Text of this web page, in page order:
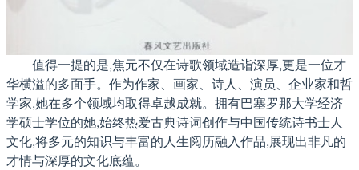
值得一提的是,焦元不仅在诗歌领域造诣深厚,更是一位才
华横溢的多面手。作为作家、画家、诗人、演员、企业家和哲
学家,她在多个领域均取得卓越成就。拥有巴塞罗那大学经济
学硕士学位的她,始终热爱古典诗词创作与中国传统诗书士人
文化,将多元的知识与丰富的人生阅历融入作品,展现出非凡的
才情与深厚的文化底蕴。